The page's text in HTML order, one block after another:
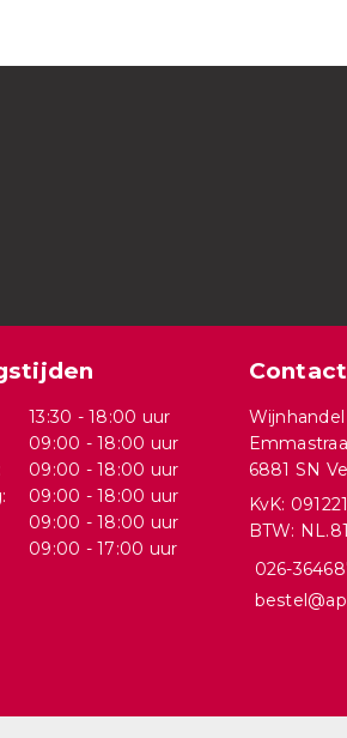
13:30 - 18:00 uur
09:00 - 18:00 uur
09:00 - 18:00 uur
09:00 - 18:00 uur
09:00 - 18:00 uur
09:00 - 17:00 uur
Contact
6881 SN
KvK:
BTW:
026-